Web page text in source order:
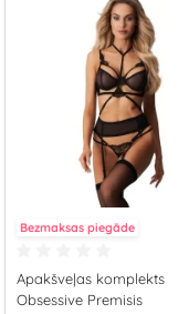
Bezmaksas piegāde
Apakšveļas komplekts
Obsessive Premisis